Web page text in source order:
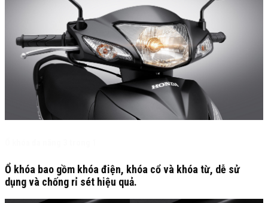
Ổ khóa bao gồm khóa điện, khóa cổ và khóa từ, dễ sử
dụng và chống rỉ sét hiệu quả.